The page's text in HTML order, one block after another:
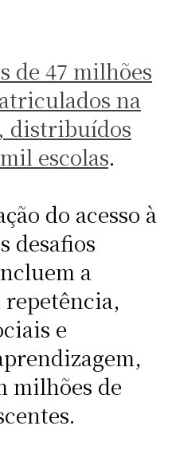
de 47 milhões
na
distribuídos
escolas.
do acesso à
desafios
a
repetência,
e
milhões de